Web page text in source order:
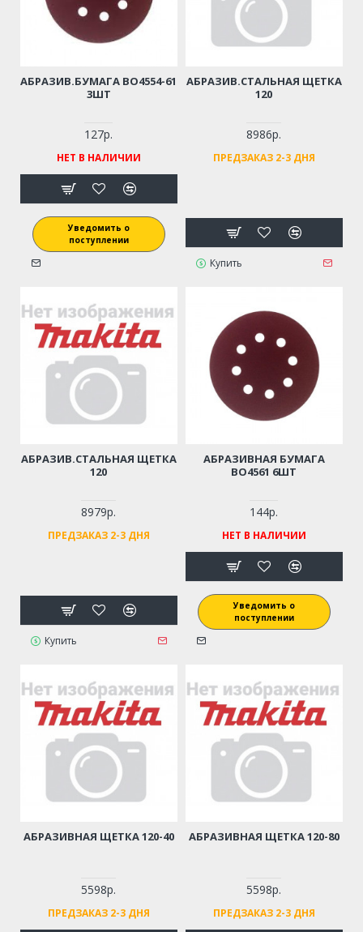
АБРАЗИВ.БУМАГА BO4554-61
3ШТ
127р.
НЕТ В НАЛИЧИИ
Уведомить о
поступлении
АБРАЗИВ.СТАЛЬНАЯ ЩЕТКА
120
8986р.
ПРЕДЗАКАЗ 2-3 ДНЯ
Купить
АБРАЗИВ.СТАЛЬНАЯ ЩЕТКА
120
8979р.
ПРЕДЗАКАЗ 2-3 ДНЯ
Купить
АБРАЗИВНАЯ БУМАГА
BO4561 6ШТ
144р.
НЕТ В НАЛИЧИИ
Уведомить о
поступлении
АБРАЗИВНАЯ ЩЕТКА 120-40
5598р.
ПРЕДЗАКАЗ 2-3 ДНЯ
АБРАЗИВНАЯ ЩЕТКА 120-80
5598р.
ПРЕДЗАКАЗ 2-3 ДНЯ